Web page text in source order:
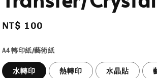
Regular
NT$ 100
A4 轉印紙/藝術紙
水轉印 熱轉印 水晶貼